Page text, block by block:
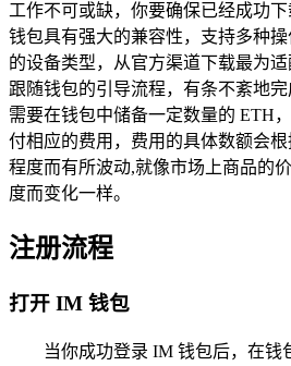
工作不可或缺，你要确保已经成功
钱包具有强大的兼容性，支持多种
的设备类型，从官方渠道下载最为适
跟随钱包的引导流程，有条不紊地
需要在钱包中储备一定数量的 ETH
付相应的费用，费用的具体数额会
程度而有所波动,就像市场上商品的
度而变化一样。
注册流程
打开 IM 钱包
当你成功登录 IM 钱包后，在钱